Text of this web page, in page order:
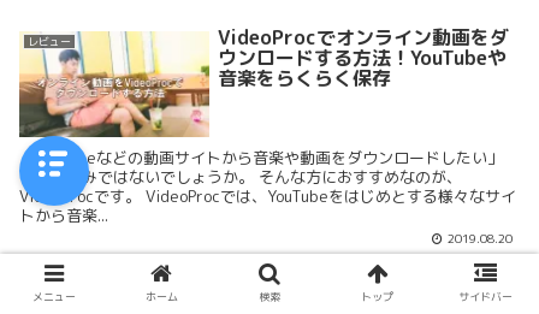
レビュー VideoProcでオンライン動画をダ
ウンロードする方法！YouTubeや
音楽をらくらく保存
「YouTubeなどの動画サイトから音楽や動画をダウンロードしたい」
そうお悩みではないでしょうか。 そんな方におすすめなのが、
VideoProcです。 VideoProcでは、YouTubeをはじめとする様々なサイ
トから音楽...
2019.08.20
レビュー iTunes代替ソフトのおすすめ！
DearMob iPhoneマネージャーで
メニュー ホーム 検索 トップ サイドバー